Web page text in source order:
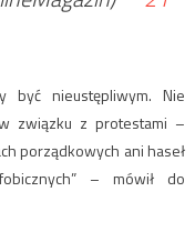
być nieustępliwym. Nie
związku z protestami –
porządkowych ani haseł
– mówił do